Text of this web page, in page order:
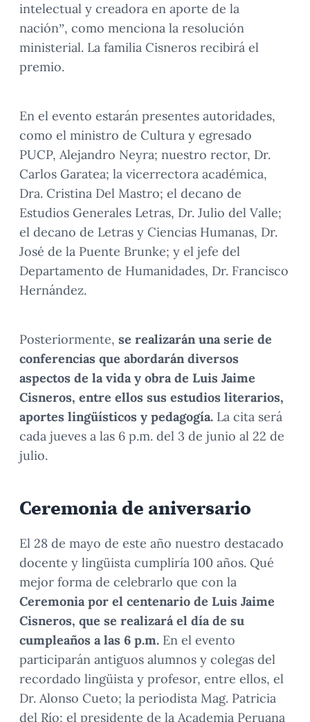
intelectual y creadora en aporte de la
nación”, como menciona la resolución
ministerial. La familia Cisneros recibirá el
premio.
En el evento estarán presentes autoridades,
como el ministro de Cultura y egresado
PUCP, Alejandro Neyra; nuestro rector, Dr.
Carlos Garatea; la vicerrectora académica,
Dra. Cristina Del Mastro; el decano de
Estudios Generales Letras, Dr. Julio del Valle;
el decano de Letras y Ciencias Humanas, Dr.
José de la Puente Brunke; y el jefe del
Departamento de Humanidades, Dr. Francisco
Hernández.
Posteriormente, se realizarán una serie de
conferencias que abordarán diversos
aspectos de la vida y obra de Luis Jaime
Cisneros, entre ellos sus estudios literarios,
aportes lingüísticos y pedagogía. La cita será
cada jueves a las 6 p.m. del 3 de junio al 22 de
julio.
Ceremonia de aniversario
El 28 de mayo de este año nuestro destacado
docente y lingüista cumpliría 100 años. Qué
mejor forma de celebrarlo que con la
Ceremonia por el centenario de Luis Jaime
Cisneros, que se realizará el día de su
cumpleaños a las 6 p.m. En el evento
participarán antiguos alumnos y colegas del
recordado lingüista y profesor, entre ellos, el
Dr. Alonso Cueto; la periodista Mag. Patricia
del Río; el presidente de la Academia Peruana